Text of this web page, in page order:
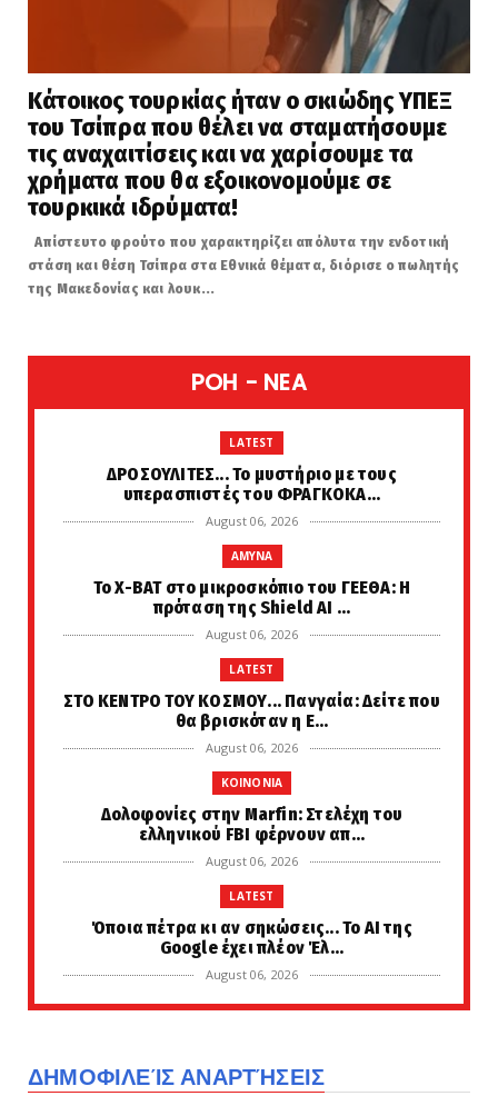
Κάτοικος τουρκίας ήταν ο σκιώδης ΥΠΕΞ
του Τσίπρα που θέλει να σταματήσουμε
τις αναχαιτίσεις και να χαρίσουμε τα
χρήματα που θα εξοικονομούμε σε
τουρκικά ιδρύματα!
Απίστευτο φρούτο που χαρακτηρίζει απόλυτα την ενδοτική
στάση και θέση Τσίπρα στα Εθνικά θέματα, διόρισε ο πωλητής
της Μακεδονίας και λουκ...
POH - NEA
LATEST
ΔΡΟΣΟΥΛΙΤΕΣ... Το μυστήριο με τους
υπερασπιστές του ΦΡΑΓΚΟΚΑ...
August 06, 2026
AMYNA
Το X-BAT στο μικροσκόπιο του ΓΕΕΘΑ: Η
πρόταση της Shield AI ...
August 06, 2026
LATEST
ΣΤΟ ΚΕΝΤΡΟ ΤΟΥ ΚΟΣΜΟΥ... Πανγαία: Δείτε που
θα βρισκόταν η Ε...
August 06, 2026
KOINONIA
Δολοφονίες στην Marfin: Στελέχη του
ελληνικού FBI φέρνουν απ...
August 06, 2026
LATEST
Όποια πέτρα κι αν σηκώσεις... Το AI της
Google έχει πλέον Έλ...
August 06, 2026
FAVORI
August 06, 2026
ΔΗΜΟΦΙΛΕΊΣ ΑΝΑΡΤΉΣΕΙΣ